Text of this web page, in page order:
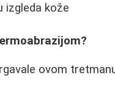
izgleda kože
ovom